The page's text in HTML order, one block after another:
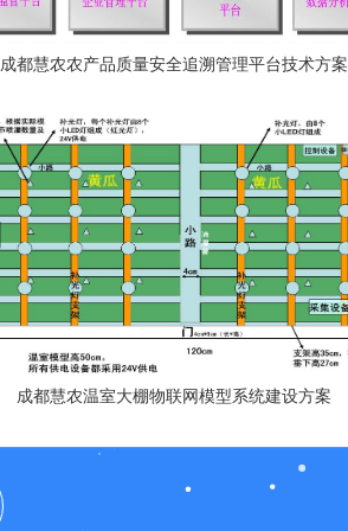
成都慧农农产品质量安全追溯管理平台技术方案
成都慧农温室大棚物联网模型系统建设方案